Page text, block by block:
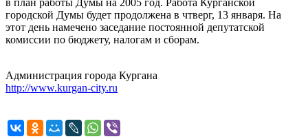
в план работы Думы на 2005 год. Работа Курганской
городской Думы будет продолжена в чтверг, 13 января. На
этот день намечено заседание постоянной депутатской
комиссии по бюджету, налогам и сборам.
Администрация города Кургана
http://www.kurgan-city.ru